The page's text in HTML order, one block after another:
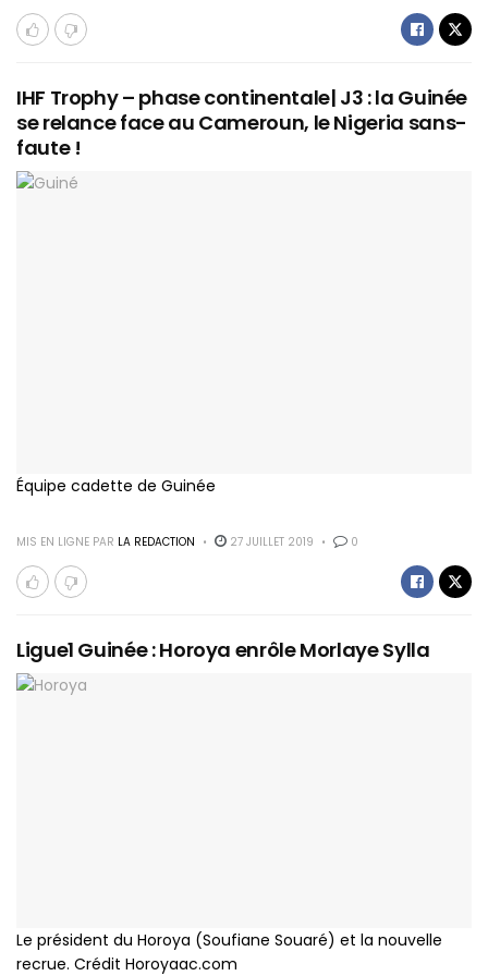
IHF Trophy – phase continentale| J3 : la Guinée
se relance face au Cameroun, le Nigeria sans-
faute !
Équipe cadette de Guinée
MIS EN LIGNE PAR LA REDACTION 27 JUILLET 2019 0
Ligue1 Guinée : Horoya enrôle Morlaye Sylla
Le président du Horoya (Soufiane Souaré) et la nouvelle
recrue. Crédit Horoyaac.com